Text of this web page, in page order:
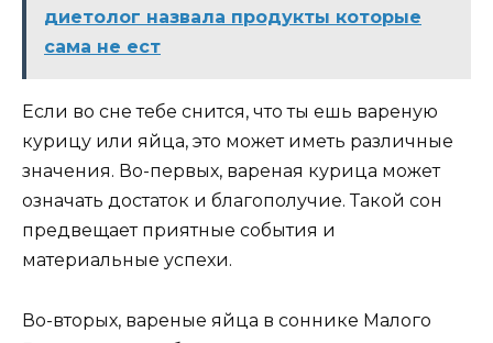
диетолог назвала продукты которые
сама не ест
Если во сне тебе снится, что ты ешь вареную
курицу или яйца, это может иметь различные
значения. Во-первых, вареная курица может
означать достаток и благополучие. Такой сон
предвещает приятные события и
материальные успехи.
Во-вторых, вареные яйца в соннике Малого